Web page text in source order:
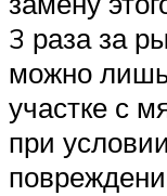
3 раза за
можно
участке с
при